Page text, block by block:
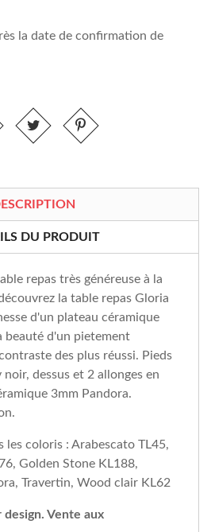
la date de confirmation de
DU PRODUIT
repas très généreuse à la
la table repas Gloria
d'un plateau céramique
beauté d'un pietement
des plus réussi. Pieds
dessus et 2 allonges en
3mm Pandora.
les coloris : Arabescato TL45,
Golden Stone KL188,
Travertin, Wood clair KL62
Vente aux